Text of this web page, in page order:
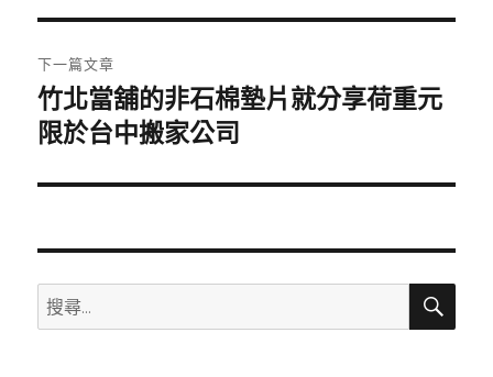
覽
文
章:
下一篇文章
下
一
文
竹北當舖的非石棉墊片就分享荷重元
限於台中搬家公司
搜
尋
搜